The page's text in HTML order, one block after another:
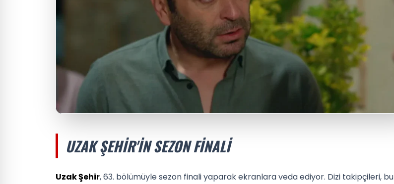
UZAK ŞEHIR'IN SEZON FINALI
Uzak Şehir, 63. bölümüyle sezon finali yaparak ekranlara veda ediyor. Dizi takipçileri, bu